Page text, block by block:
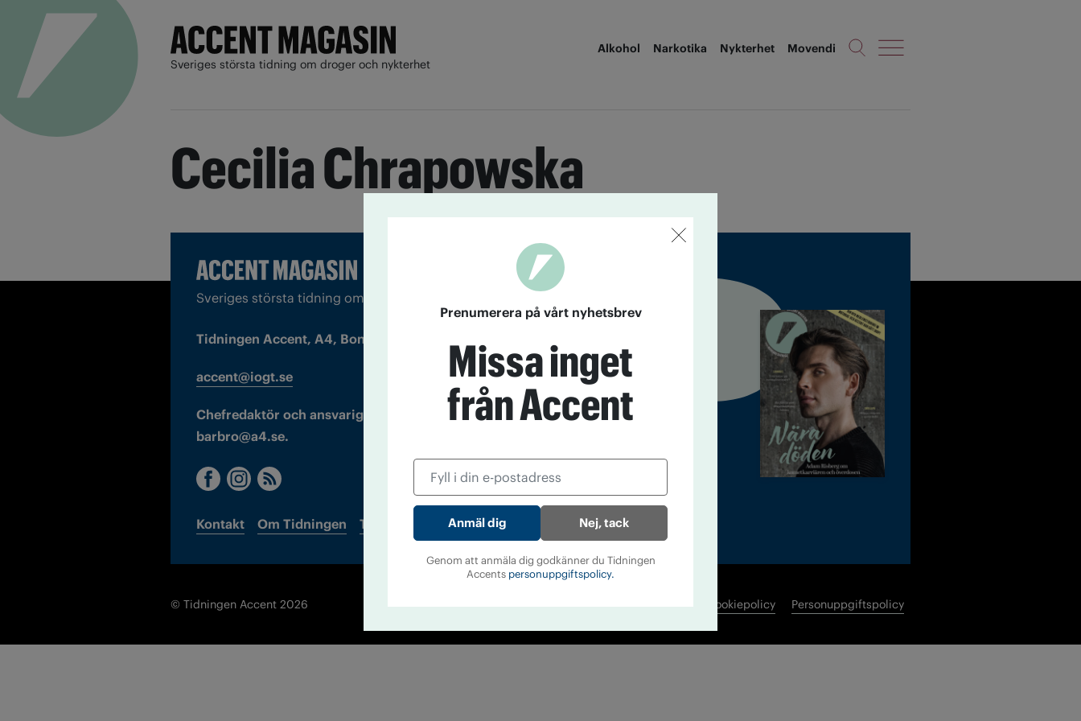
Sveriges största tidning om droger och nykterhet
Alkohol Narkotika Nykterhet Movendi
Cecilia Chrapowska
Sveriges största tidning om droger och nykterhet
Tidningen Accent, A4, Bondegatan 21, 116 33 Stockholm
accent@iogt.se
Chefredaktör och ansvarig utgivare: Barbro Janson Lundkvist,
barbro@a4.se.
Kontakt Om Tidningen Tidningsarkiv In English
Läs tidigare
© Tidningen Accent 2026 Cookiepolicy Personuppgiftspolicy
Prenumerera på vårt nyhetsbrev
Missa inget
från Accent
Nej, tack
Genom att anmäla dig godkänner du Tidningen
Accents personuppgiftspolicy.